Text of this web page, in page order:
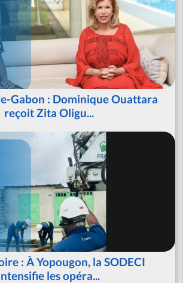
Gabon : Dominique Ouattara
reçoit Zita Oligu...
: À Yopougon, la SODECI
les opéra...